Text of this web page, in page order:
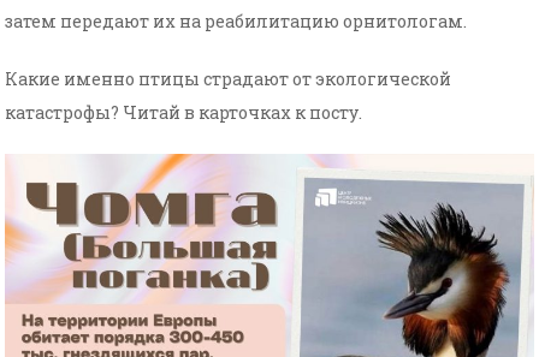
затем передают их на реабилитацию орнитологам.
Какие именно птицы страдают от экологической
катастрофы? Читай в карточках к посту.